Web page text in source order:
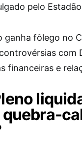
pelo
ganha fôlego no
com
financeiras e
quebra-